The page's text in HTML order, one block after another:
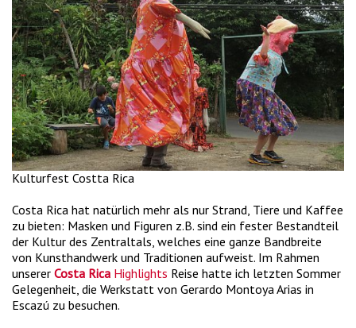
Kulturfest Costta Rica
Costa Rica hat natürlich mehr als nur Strand, Tiere und Kaffee
zu bieten: Masken und Figuren z.B. sind ein fester Bestandteil
der Kultur des Zentraltals, welches eine ganze Bandbreite
von Kunsthandwerk und Traditionen aufweist. Im Rahmen
unserer Costa Rica Highlights Reise hatte ich letzten Sommer
Gelegenheit, die Werkstatt von Gerardo Montoya Arias in
Escazú zu besuchen.